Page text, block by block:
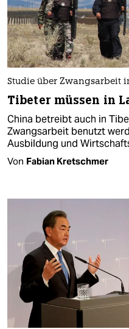
Studie über Zwangsarbeit
Tibeter müssen in
China betreibt auch in
Zwangsarbeit benutzt
Ausbildung und
Von Fabian Kretschmer